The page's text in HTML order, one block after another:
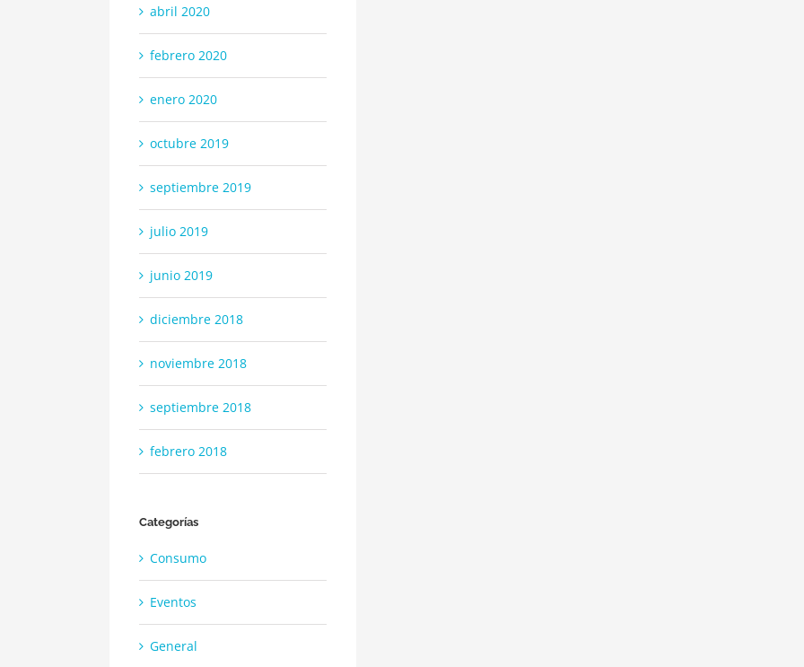
abril 2020
febrero 2020
enero 2020
octubre 2019
septiembre 2019
julio 2019
junio 2019
diciembre 2018
noviembre 2018
septiembre 2018
febrero 2018
Categorías
Consumo
Eventos
General